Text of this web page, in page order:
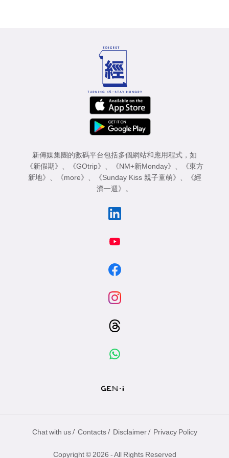
新傳媒集團的數碼平台包括多個網站和應用程式，如
《新假期》
《GOtrip》 《NM+新Monday》
《東方
新地》
《more》 《Sunday Kiss 親子童萌》
《經
濟一週》
。
Chat with us / Contacts / Disclaimer / Privacy Policy
Copyright © 2026 - All Rights Reserved